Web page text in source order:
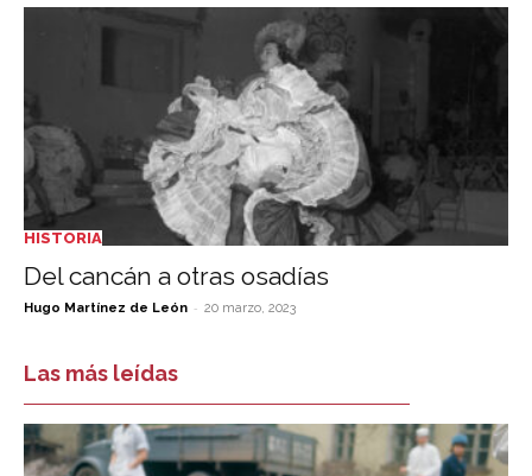
Hoy
HISTORIA
Del cancán a otras osadías
Hugo Martínez de León - 20 marzo, 2023
Las más leídas